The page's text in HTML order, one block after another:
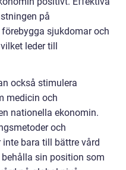
på
sjukdomar och
leder till
också stimulera
medicin och
nationella ekonomin.
och
bara till bättre vård
sin position som